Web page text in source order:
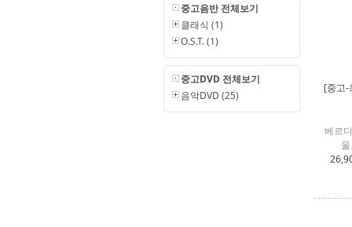
중고음반 전체보기
클래식 (1)
O.S.T. (1)
중고DVD 전체보기
음악DVD (25)
[중고-
베르